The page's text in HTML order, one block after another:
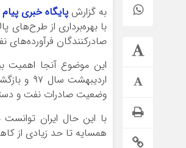
به گزارشپایگاه خبری
با بهره‌برداری از طرح‌های
صادرکنندگان فرآورده‌های
این موضوع آنجا اهمیت
وضعیت صادرات نفت و
با این حال ایران
همسایه تا حد زیادی از